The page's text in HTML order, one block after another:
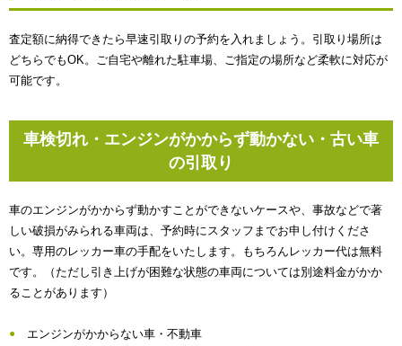
査定額に納得できたら早速引取りの予約を入れましょう。引取り場所は
どちらでもOK。ご自宅や離れた駐車場、ご指定の場所など柔軟に対応が
可能です。
車検切れ・エンジンがかからず動かない・古い車
の引取り
車のエンジンがかからず動かすことができないケースや、事故などで著
しい破損がみられる車両は、予約時にスタッフまでお申し付けくださ
い。専用のレッカー車の手配をいたします。もちろんレッカー代は無料
です。（ただし引き上げが困難な状態の車両については別途料金がかか
ることがあります）
エンジンがかからない車・不動車